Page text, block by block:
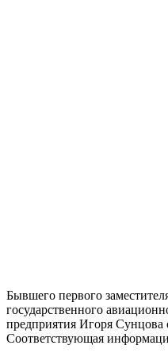
Бывшего первого
государственного
предприятия Игоря Сунцова
Соответствующая